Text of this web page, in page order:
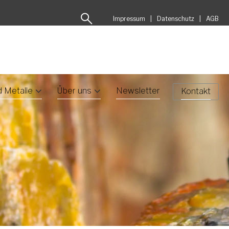
Impressum Datenschutz AGB
Metalle Über uns Newsletter Kontakt